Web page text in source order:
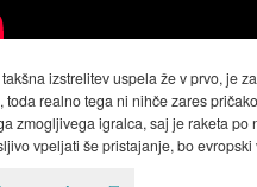
izstrelitev uspela že v prvo, je
toda realno tega ni nihče zares
zmogljivega igralca, saj je raketa
vpeljati še pristajanje, bo